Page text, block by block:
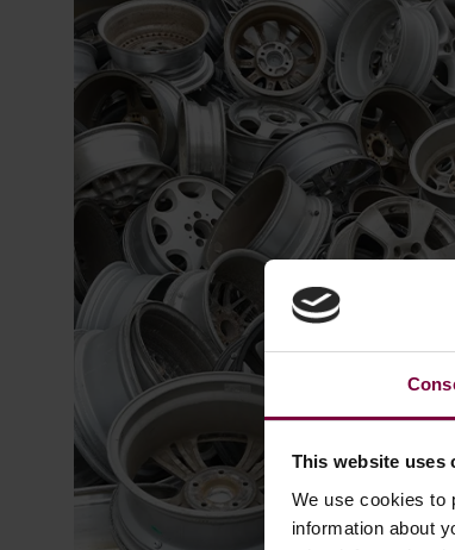
This website uses
We use cookies to
information about